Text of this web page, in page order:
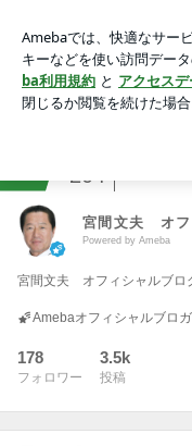
アプリをダウンロード
ょう。
204
宮間文夫 オフ
Powered by Ameba
宮間文夫 オフィシャルブロ
Amebaオフィシャルブロ
178
フォロワー
3.5k
投稿